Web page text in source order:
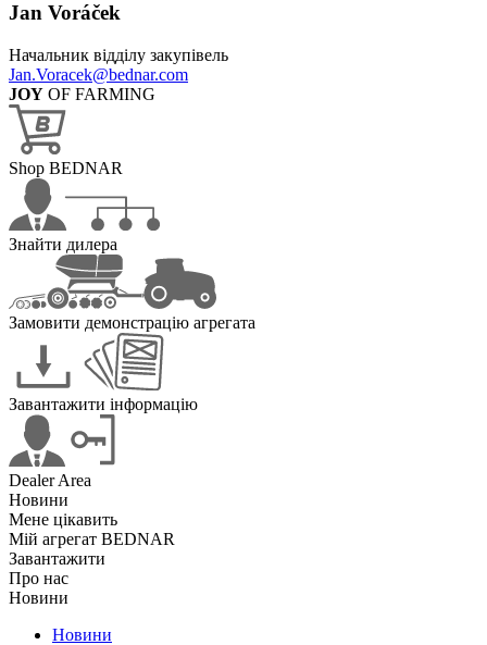
Jan Voráček
Начальник відділу закупівель
Jan.Voracek@bednar.com
JOY OF FARMING
Shop BEDNAR
Знайти дилера
Замовити демонстрацію агрегата
Завантажити інформацію
Dealer Area
Новини
Мене цікавить
Мій агрегат BEDNAR
Завантажити
Про нас
Новини
Новини